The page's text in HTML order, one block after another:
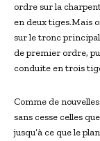
ordre sur la
en deux tiges.Mais
sur le tronc
de premier ordre,
conduite en trois
Comme de
sans cesse celles
jusqu’à ce que le